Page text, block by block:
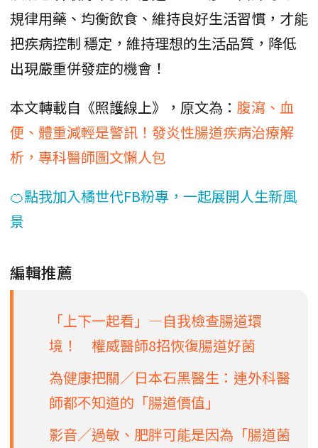
規律用藥、均衡飲食、維持良好生活習慣，才能
把疾病控制 穩定，維持理想的生活品質，降低
出現嚴重併發症的機會！
本文轉載自《照護線上》，原文為： 腹瀉、血
便、體重減輕是警訊！發炎性腸道疾病治療解
析，專科醫師圖文懶人包
🍊點我加入橘世代FB粉專，一起展開人生新風
景
編輯推薦
「上下一起看」—自我檢查腸道環
境！ 權威醫師8招恢復腸道好菌
為健康把關／日本石黑醫生：連外科醫
師都不知道的「腸道價值」
影音／過敏、肥胖可能是因為「腸道菌